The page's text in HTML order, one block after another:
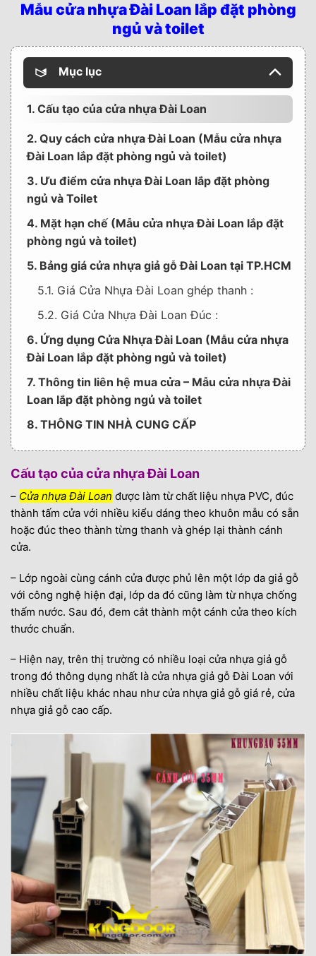
Mẫu cửa nhựa Đài Loan lắp đặt phòng
ngủ và toilet
Mục lục
1. Cấu tạo của cửa nhựa Đài Loan
2. Quy cách cửa nhựa Đài Loan (Mẫu cửa nhựa
Đài Loan lắp đặt phòng ngủ và toilet)
3. Ưu điểm cửa nhựa Đài Loan lắp đặt phòng
ngủ và Toilet
4. Mặt hạn chế (Mẫu cửa nhựa Đài Loan lắp đặt
phòng ngủ và toilet)
5. Bảng giá cửa nhựa giả gỗ Đài Loan tại TP.HCM
5.1. Giá Cửa Nhựa Đài Loan ghép thanh :
5.2. Giá Cửa Nhựa Đài Loan Đúc :
6. Ứng dụng Cửa Nhựa Đài Loan (Mẫu cửa nhựa
Đài Loan lắp đặt phòng ngủ và toilet)
7. Thông tin liên hệ mua cửa – Mẫu cửa nhựa Đài
Loan lắp đặt phòng ngủ và toilet
8. THÔNG TIN NHÀ CUNG CẤP
Cấu tạo của cửa nhựa Đài Loan
– Cửa nhựa Đài Loan được làm từ chất liệu nhựa PVC, đúc
thành tấm cửa với nhiều kiểu dáng theo khuôn mẫu có sẵn
hoặc đúc theo thành từng thanh và ghép lại thành cánh
cửa.
– Lớp ngoài cùng cánh cửa được phủ lên một lớp da giả gỗ
với công nghệ hiện đại, lớp da đó cũng làm từ nhựa chống
thấm nước. Sau đó, đem cắt thành một cánh cửa theo kích
thước chuẩn.
– Hiện nay, trên thị trường có nhiều loại cửa nhựa giả gỗ
trong đó thông dụng nhất là cửa nhựa giả gỗ Đài Loan với
nhiều chất liệu khác nhau như cửa nhựa giả gỗ giá rẻ, cửa
nhựa giả gỗ cao cấp.